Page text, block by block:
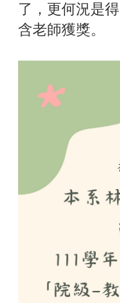
了，更何況是
含老師獲獎。